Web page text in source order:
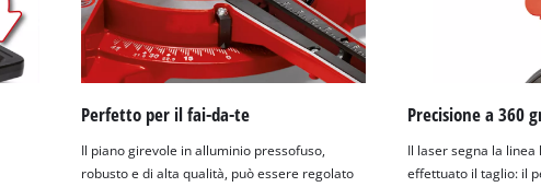
Perfetto per il fai-da-te
Il piano girevole in alluminio pressofuso,
robusto e di alta qualità, può essere regolato
Precisione a 360
Il laser segna la
effettuato il taglio: il